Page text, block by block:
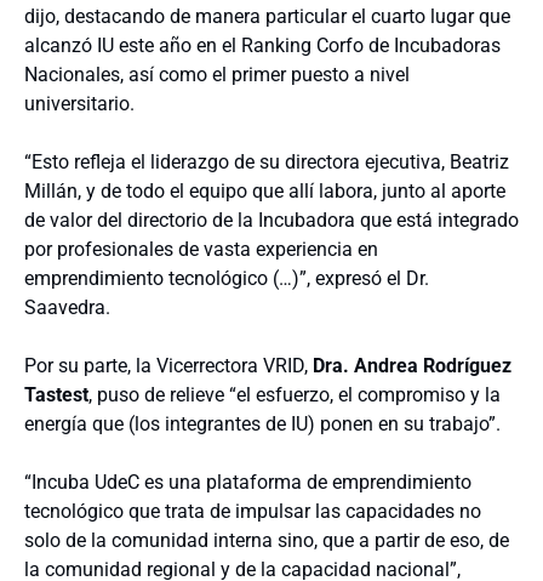
dijo, destacando de manera particular el cuarto lugar que
alcanzó IU este año en el Ranking Corfo de Incubadoras
Nacionales, así como el primer puesto a nivel
universitario.
“Esto refleja el liderazgo de su directora ejecutiva, Beatriz
Millán, y de todo el equipo que allí labora, junto al aporte
de valor del directorio de la Incubadora que está integrado
por profesionales de vasta experiencia en
emprendimiento tecnológico (…)”, expresó el Dr.
Saavedra.
Por su parte, la Vicerrectora VRID, Dra. Andrea Rodríguez
Tastest, puso de relieve “el esfuerzo, el compromiso y la
energía que (los integrantes de IU) ponen en su trabajo”.
“Incuba UdeC es una plataforma de emprendimiento
tecnológico que trata de impulsar las capacidades no
solo de la comunidad interna sino, que a partir de eso, de
la comunidad regional y de la capacidad nacional”,